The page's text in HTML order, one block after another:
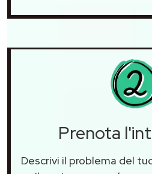
Prenota
Descrivi il problema del